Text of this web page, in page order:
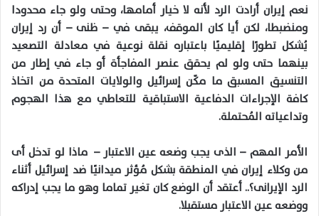
نعم إيران أرادت الرد لأنه لا خيار أمامها، وحتى ولو جاء محدودا
ومنضبطا، لكن أيا كان الموقف، يبقى في – ظنى – أن رد إيران
يُشكل تطورًا إقليميًا باعتباره نقلة نوعية في معادلة التصعيد
بينهما حتى ولو لم يحقق عنصر المفاجأة أو جاء في إطار من
التنسيق المسبق ما مكّن إسرائيل والولايات المتحدة من اتخاذ
كافة الإجراءات الدفاعية الاستباقية للتعاطي مع هذا الهجوم
وتداعياته المُحتملة.
الأمر المهم – الذى يجب وضعه عين الاعتبار – ماذا لو تدخل أى
من وكلاء إيران في المنطقة بشكل مُؤثر ميدانيًا ضد إسرائيل أثناء
الرد الإيرانى؟.. أعتقد أن الوضع كان تغير تماما وهو ما يجب إدراكه
ووضعه عين الاعتبار مستقبلا.